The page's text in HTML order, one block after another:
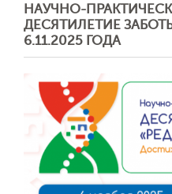
НАУЧНО-
ДЕСЯТИЛЕТИЕ
6.11.2025 ГОДА